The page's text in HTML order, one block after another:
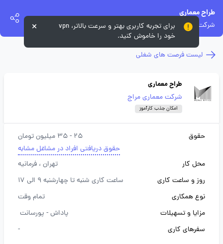
طراح معماری
شرکت معماری مراج
لیست فرصت های شغلی
طراح معماری
شرکت معماری مراج
امکان جذب کارآموز
حقوق
25 - 35 میلیون تومان
حقوق دریافتی افراد در مشاغل مشابه
محل کار
تهران ، فرمانیه
روز و ساعت کاری
ساعت کاری شنبه تا چهارشنبه 9 الی 17
نوع همکاری
تمام وقت
مزایا و تسهیلات
پاداش - پورسانت
سفرهای کاری
-
برای تجربه کاربری بهتر و سرعت بالاتر، vpn
خود را خاموش کنید.